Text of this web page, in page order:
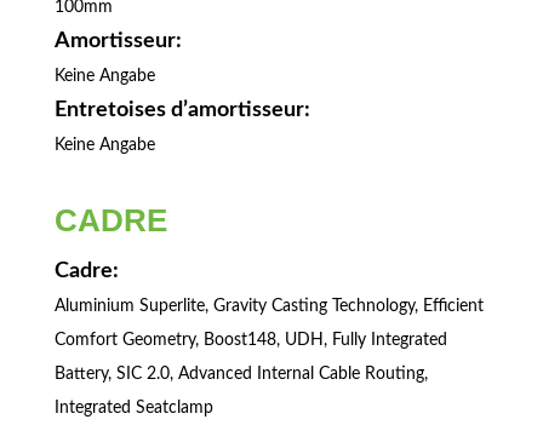
100mm
Amortisseur:
Keine Angabe
Entretoises d’amortisseur:
Keine Angabe
CADRE
Cadre:
Aluminium Superlite, Gravity Casting Technology, Efficient
Comfort Geometry, Boost148, UDH, Fully Integrated
Battery, SIC 2.0, Advanced Internal Cable Routing,
Integrated Seatclamp